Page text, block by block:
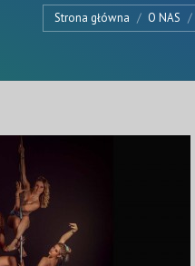
Strona główna O NAS